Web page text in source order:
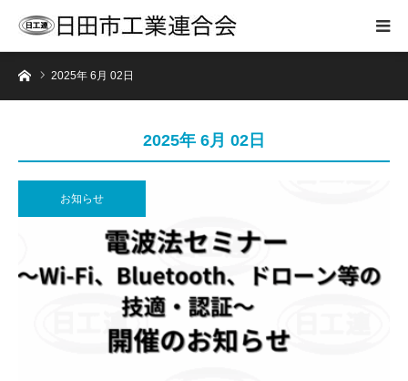
ホーム2025年 6月 02日
2025年 6月 02日
お知らせ